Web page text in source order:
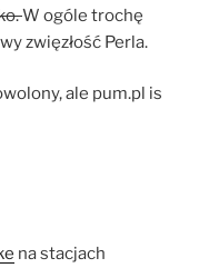
W ogóle trochę
zwięzłość Perla.
ale pum.pl is
na stacjach